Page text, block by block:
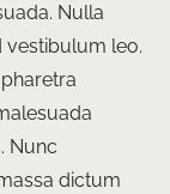
Nulla
vestibulum leo.
Nunc
dictum